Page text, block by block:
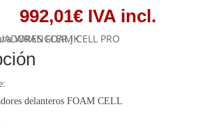
992,01€ IVA incl.
delanteros FOAM CELL